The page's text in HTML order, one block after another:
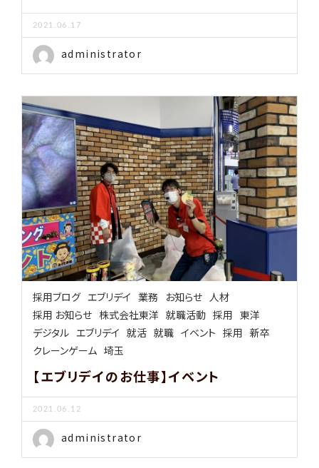
2021.06.17
administrator
採用ブログ エブリデイ 業務 お知らせ 人材
採用 お知らせ 株式会社東洋 就職活動 採用 東洋
デジタル エブリデイ 就活 就職 イベント 採用 新卒
クレーンゲーム 埼玉
【エブリデイのお仕事】イベント
2021.06.12
administrator